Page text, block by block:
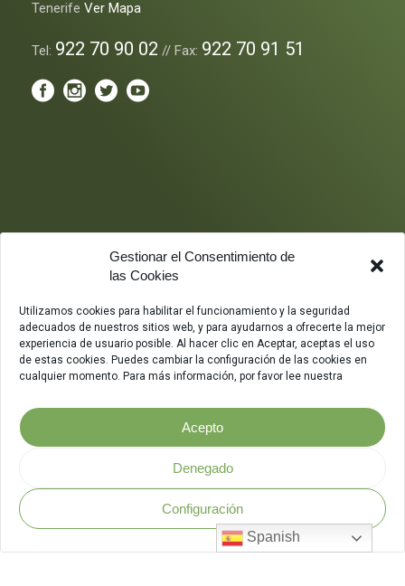
Gestionar el Consentimiento de
las Cookies
Utilizamos cookies para habilitar el funcionamiento y la seguridad
adecuados de nuestros sitios web, y para ayudarnos a ofrecerte la mejor
experiencia de usuario posible. Al hacer clic en Aceptar, aceptas el uso
de estas cookies. Puedes cambiar la configuración de las cookies en
cualquier momento. Para más información, por favor lee nuestra
Acepto
Denegado
Configuración
Tenerife Ver Mapa
Tel: 922 70 90 02 // Fax: 922 70 91 51
Política de Seguridad
Spanish